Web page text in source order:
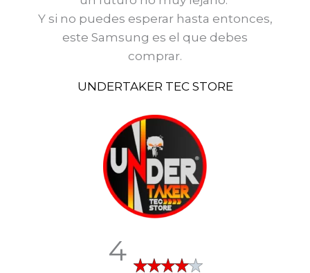
Y si no puedes esperar hasta entonces,
este Samsung es el que debes
comprar.
UNDERTAKER TEC STORE
4